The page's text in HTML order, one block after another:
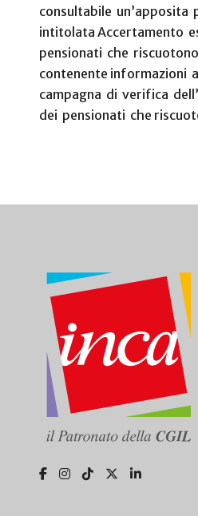
consultabile un’apposita
intitolata Accertamento
pensionati che
contenente informazioni
campagna di verifica
dei pensionati che